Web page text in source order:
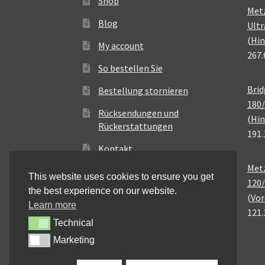
Blog
My account
So bestellen Sie
Bestellung stornieren
Rücksendungen und
Rückerstattungen
Kontakt
This website uses cookies to ensure you get
the best experience on our website.
Learn more
TechnicalTechnical
MarketingMarketing